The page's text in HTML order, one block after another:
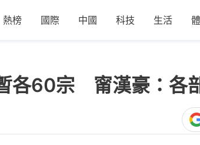
熱榜 國際 中國 科技 生活
各60宗 甯漢豪：各